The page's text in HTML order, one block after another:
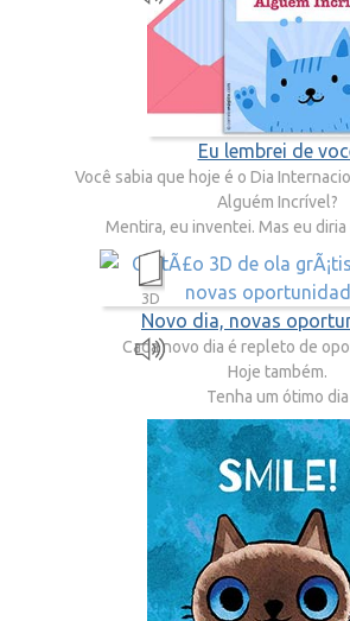
Eu lembrei de
Você sabia que hoje é o Dia
Alguém Incrível?
Mentira, eu inventei. Mas eu diria
Novo dia, novas
Cada novo dia é repleto de
Hoje também.
Tenha um ótimo dia
3D